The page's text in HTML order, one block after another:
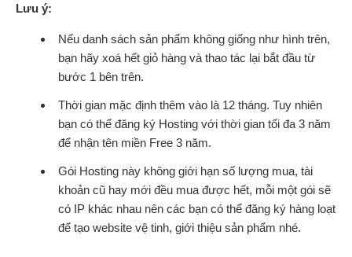
Lưu ý:
Nếu danh sách sản phẩm không giống như hình trên,
bạn hãy xoá hết giỏ hàng và thao tác lại bắt đầu từ
bước 1 bên trên.
Thời gian mặc định thêm vào là 12 tháng. Tuy nhiên
bạn có thể đăng ký Hosting với thời gian tối đa 3 năm
để nhận tên miền Free 3 năm.
Gói Hosting này không giới hạn số lượng mua, tài
khoản cũ hay mới đều mua được hết, mỗi một gói sẽ
có IP khác nhau nên các bạn có thể đăng ký hàng loạt
để tạo website vệ tinh, giới thiệu sản phẩm nhé.